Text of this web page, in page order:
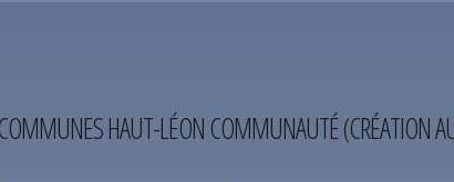
HAUT-LÉON COMMUNAUTÉ (CRÉATION